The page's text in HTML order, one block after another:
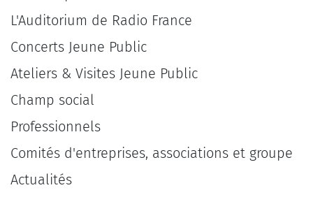
L'Auditorium de Radio France
Concerts Jeune Public
Ateliers & Visites Jeune Public
Champ social
Professionnels
Comités d'entreprises, associations et groupe
Actualités